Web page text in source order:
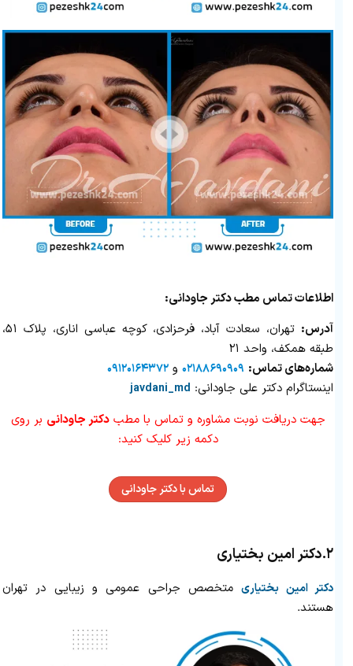
اطلاعات تماس مطب دکتر جاودانی:
آدرس:
تهران، سعادت آباد، فرحزادی، کوچه عباسی اناری، پلاک ۵۱،
طبقه همکف، واحد ۲۱
شماره‌‌های تماس: ۰۲۱۸۸۶۹۰۹۰۹ و ۰۹۱۲۰۱۶۴۳۷۲
اینستاگرام دکتر علی جاودانی: javdani_md
جهت دریافت نوبت مشاوره و تماس با مطبدکتر جاودانی بر روی
دکمه زیر کلیک کنید:
تماس با دکتر جاودانی
۲. دکتر امین بختیاری
دکتر امین بختیاریمتخصص جراحی عمومی و زیبایی در تهران
هستند.